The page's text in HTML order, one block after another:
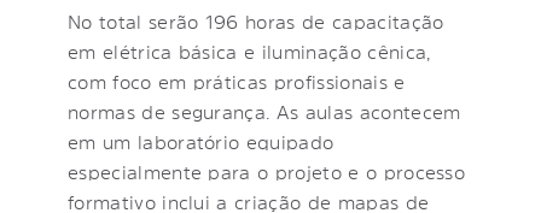
No total serão 196 horas de capacitação
em elétrica básica e iluminação cênica,
com foco em práticas profissionais e
normas de segurança. As aulas acontecem
em um laboratório equipado
especialmente para o projeto e o processo
formativo inclui a criação de mapas de